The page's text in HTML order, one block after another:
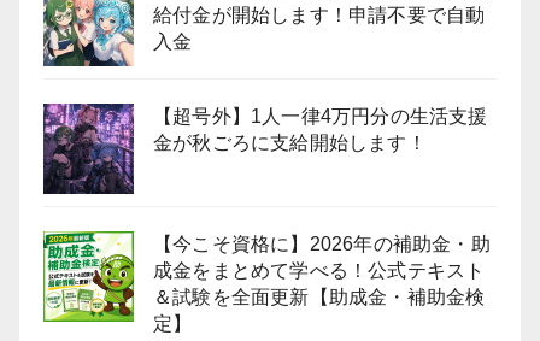
給付金が開始します！申請不要で自動
入金
【超号外】1人一律4万円分の生活支援
金が秋ごろに支給開始します！
【今こそ資格に】2026年の補助金・助
成金をまとめて学べる！公式テキスト
＆試験を全面更新【助成金・補助金検
定】